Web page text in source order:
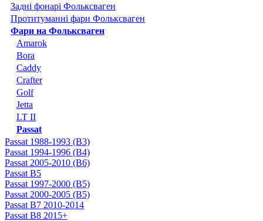
Задні фонарі Фольксваген
Протитуманні фари Фольксваген
Фари на Фольксваген
Amarok
Bora
Caddy
Crafter
Golf
Jetta
LT II
Passat
Passat 1988-1993 (B3)
Passat 1994-1996 (B4)
Passat 2005-2010 (B6)
Passat B5
Passat 1997-2000 (B5)
Passat 2000-2005 (B5)
Passat B7 2010-2014
Passat B8 2015+